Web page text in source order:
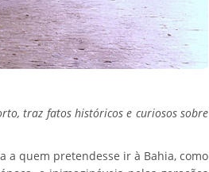
traz fatos históricos e curiosos sobre
a quem pretendesse ir à Bahia, como